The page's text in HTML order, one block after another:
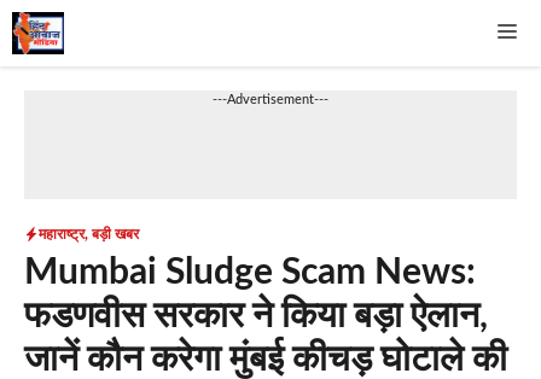
Skip
to
---Advertisement---
महाराष्ट्र,बड़ी खबर
Mumbai Sludge Scam News:
फडणवीस सरकार ने किया बड़ा ऐलान,
जानें कौन करेगा मुंबई कीचड़ घोटाले की